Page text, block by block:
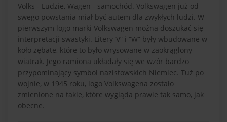
Volks - Ludzie, Wagen - samochód. Volkswagen już od
swego powstania miał być autem dla zwykłych ludzi. W
pierwszym logo marki Volkswagen można doszukać się
interpretacji swastyki. Litery ‘V” i “W” były wbudowane w
koło zębate, które to było wrysowane w zaokrąglony
wiatrak. Jego ramiona układały się we wzór bardzo
przypominający symbol nazistowskich Niemiec. Tuż po
wojnie, w 1945 roku, logo Volkswagena zostało
zmienione na takie, które wygląda prawie tak samo, jak
obecne.